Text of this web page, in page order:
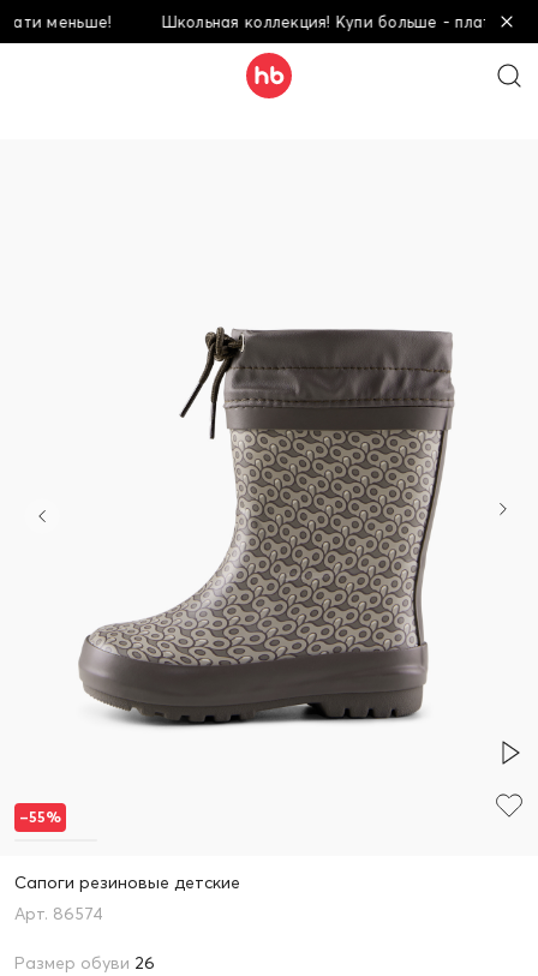
Школьная коллекция! Купи больше - плати меньше!
Сапоги резиновые детские
86574
Размер обуви 26
–55%